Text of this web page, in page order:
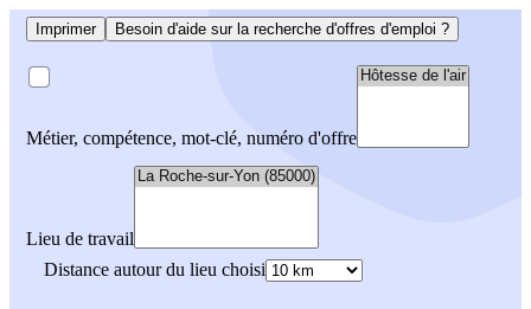
Imprimer Besoin d'aide sur la recherche d'offres d'emploi ?
Métier, compétence, mot-clé, numéro d'offre
Lieu de travail
Distance autour du lieu choisi